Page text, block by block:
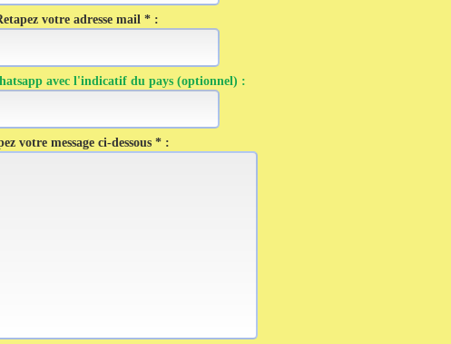
votre adresse mail * :
avec l'indicatif du pays (optionnel) :
votre message ci-dessous * :